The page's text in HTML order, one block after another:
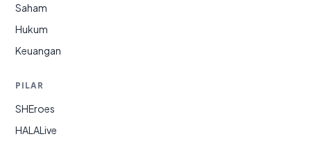
Saham
Hukum
Keuangan
PILAR
SHEroes
HALALive